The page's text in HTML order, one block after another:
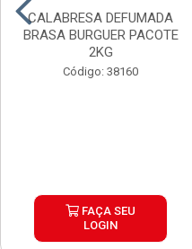
CALABRESA DEFUMADA
BRASA BURGUER PACOTE
2KG
Código: 38160
FAÇA SEU
LOGIN